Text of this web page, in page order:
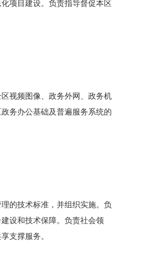
项目建设。负责指导督促本区
视频图像、政务外网、政务机
务办公基础及普遍服务系统的
的技术标准，并组织实施。负
设和技术保障。负责社会领
支撑服务。